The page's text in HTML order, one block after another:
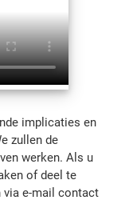
implicaties en
zullen de
werken. Als u
of deel te
via e-mail contact